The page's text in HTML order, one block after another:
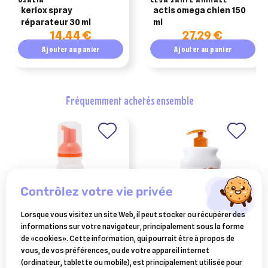
keriox spray
réparateur 30 ml
14,44 €
Ajouter au panier
actis omega chien 150
ml
27,29 €
Ajouter au panier
fréquemment achetés ensemble
CEVA SANTE ANIMALE
douxo pyo s3 mousse 150
ml
CEVA SANTE ANIMALE
douxo s3 pyo shampooing
500ml
contrôlez votre vie privée
Lorsque vous visitez un site Web, il peut stocker ou récupérer des
informations sur votre navigateur, principalement sous la forme
de «cookies». Cette information, qui pourrait être à propos de
vous, de vos préférences, ou de votre appareil internet
(ordinateur, tablette ou mobile), est principalement utilisée pour